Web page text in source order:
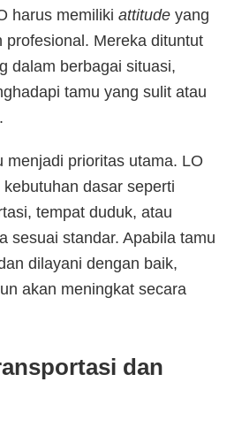
harus memiliki attitude yang
profesional. Mereka dituntut
dalam berbagai situasi,
tamu yang sulit atau
menjadi prioritas utama. LO
dasar seperti
tempat duduk, atau
sesuai standar. Apabila tamu
dilayani dengan baik,
akan meningkat secara
dan